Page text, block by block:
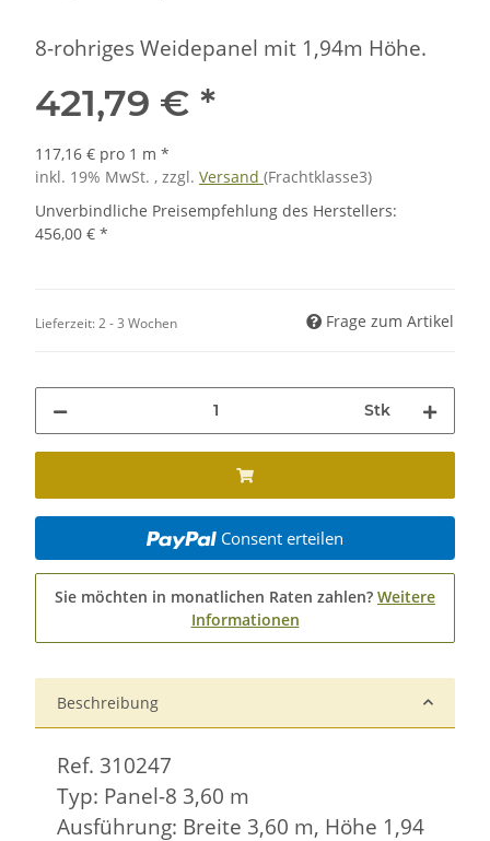
8-rohriges Weidepanel mit 1,94m Höhe.
421,79 € *
117,16 € pro 1 m *
inkl. 19% MwSt. , zzgl. Versand (Frachtklasse3)
Unverbindliche Preisempfehlung des Herstellers:
456,00 € *
Lieferzeit:2 - 3 Wochen Frage zum Artikel
Stk
Consent erteilen
Sie möchten in monatlichen Raten zahlen? Weitere
Informationen
Beschreibung
Ref. 310247
Typ: Panel-8 3,60 m
Ausführung: Breite 3,60 m, Höhe 1,94